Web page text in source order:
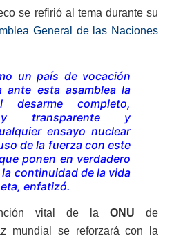
se refirió al tema durante su
General de las Naciones
un país de vocación
ante esta asamblea la
desarme completo,
y transparente y
ensayo nuclear
de la fuerza con este
ponen en verdadero
continuidad de la vida
, enfatizó.
vital de la ONU de
mundial se reforzará con la